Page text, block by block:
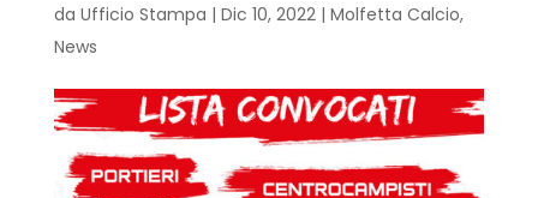
da Ufficio Stampa | Dic 10, 2022| Molfetta Calcio,
News